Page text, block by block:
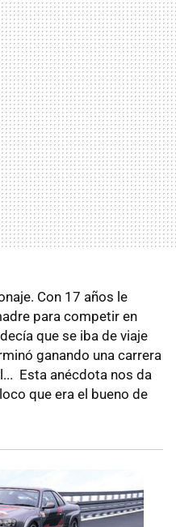
Con 17 años le
para competir en
que se iba de viaje
ganando una carrera
Esta anécdota nos da
que era el bueno de